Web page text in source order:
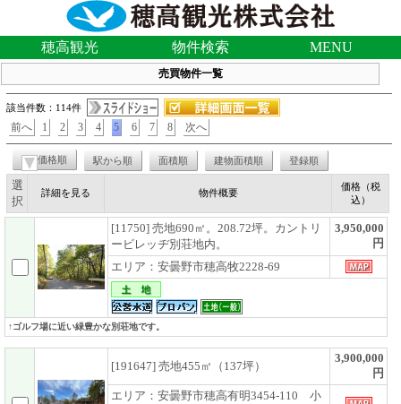
穂高観光 物件検索 MENU
売買物件一覧
該当件数：114件
前へ 1 2 3 4 5 6 7 8 次へ
価格順 駅から順 面積順 建物面積順 登録順
選
択
詳細を見る 物件概要
価格（税
込）
[11750] 売地690㎡。208.72坪。カントリ
ービレッヂ別荘地内。
3,950,000
円
エリア：安曇野市穂高牧2228-69
↑ゴルフ場に近い緑豊かな別荘地です。
[191647] 売地455㎡（137坪）
3,900,000
円
エリア：安曇野市穂高有明3454-110 小